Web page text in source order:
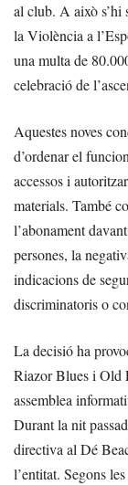
al club. A això s’hi
la Violència a
una multa de
celebració de
Aquestes noves
d’ordenar el
accessos i
materials. També
l’abonament
persones, la
indicacions de
discriminatoris o
La decisió ha
Riazor Blues i Old
assemblea
Durant la nit
directiva al Dé
l’entitat. Segons